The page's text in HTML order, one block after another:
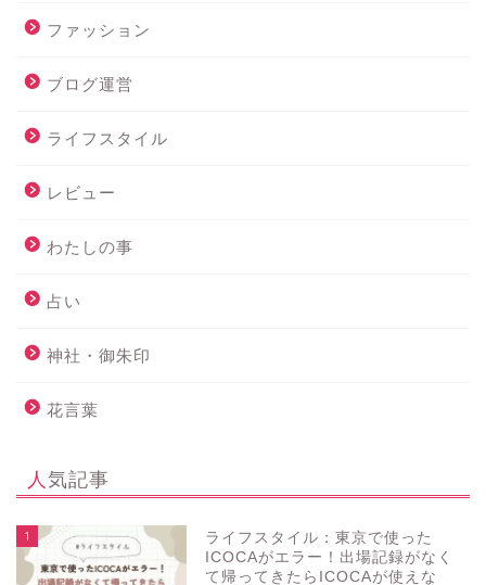
ファッション
ブログ運営
ライフスタイル
レビュー
わたしの事
占い
神社・御朱印
花言葉
人気記事
1
ライフスタイル：東京で使った
ICOCAがエラー！出場記録がなく
て帰ってきたらICOCAが使えな